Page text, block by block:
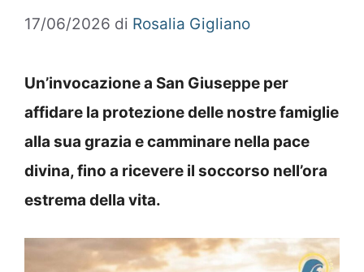
17/06/2026 di Rosalia Gigliano
Un’invocazione a San Giuseppe per
affidare la protezione delle nostre famiglie
alla sua grazia e camminare nella pace
divina, fino a ricevere il soccorso nell’ora
estrema della vita.